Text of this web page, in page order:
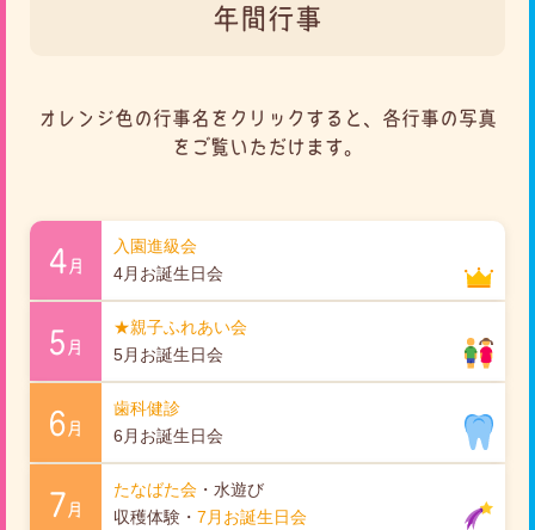
年間行事
オレンジ色の行事名をクリックすると、各行事の写真
をご覧いただけます。
4 月
入園進級会
4月お誕生日会
5 月
★親子ふれあい会
5月お誕生日会
6 月
歯科健診
6月お誕生日会
7 月
たなばた会 ・水遊び
収穫体験・ 7月お誕生日会